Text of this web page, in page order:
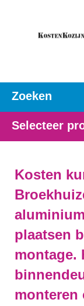
Zoeken
Selecteer
Kosten
plaatsen
montage.
monteren